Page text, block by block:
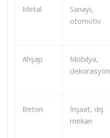
Metal
Sanayi,
otomotiv
Ahşap
Mobilya,
dekorasyon
Beton
İnşaat, dış
mekan